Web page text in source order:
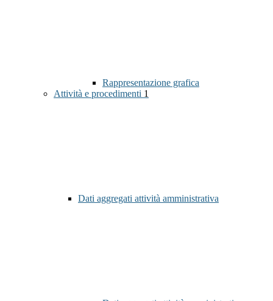
Rappresentazione grafica
Attività e procedimenti 1
Dati aggregati attività amministrativa